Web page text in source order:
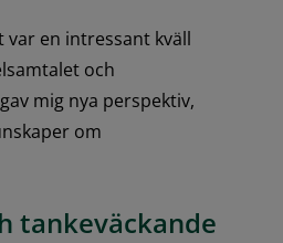
var en intressant kväll
och
mig nya perspektiv,
om
tankeväckande